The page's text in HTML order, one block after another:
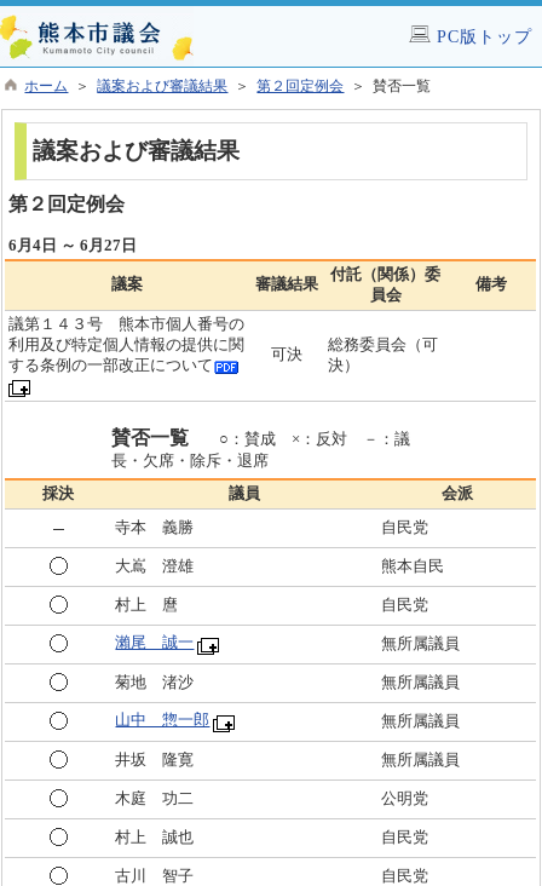
PC版トップ
ホーム ＞議案および審議結果 ＞第２回定例会 ＞ 賛否一覧
議案および審議結果
第２回定例会
6月4日 ～ 6月27日
議案 審議結果
付託（関係）委
員会
備考
議第１４３号 熊本市個人番号の
利用及び特定個人情報の提供に関
する条例の一部改正について
可決
総務委員会（可
決）
賛否一覧
○：賛成 ×：反対 －：議
長・欠席・除斥・退席
採決 議員
会派
寺本 義勝
自民党
大嶌 澄雄 熊本自民
村上 麿 自民党
瀨尾 誠一 無所属議員
菊地 渚沙 無所属議員
山中 惣一郎 無所属議員
井坂 隆寛 無所属議員
木庭 功二 公明党
村上 誠也 自民党
古川 智子 自民党